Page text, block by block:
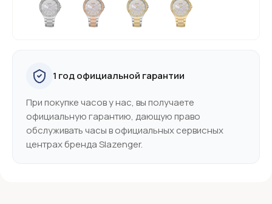
1 год официальной гарантии
При покупке часов у нас, вы получаете
официальную гарантию, дающую право
обслуживать часы в официальных сервисных
центрах бренда Slazenger.